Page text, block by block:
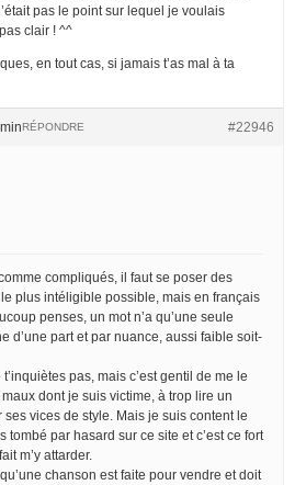
pas le point sur lequel je voulais
clair ! ^^
en tout cas, si jamais t’as mal à ta
#22946
RÉPONDRE
compliqués, il faut se poser des
le plus intéligible possible, mais en français
penses, un mot n’a qu’une seule
d’une part et par nuance, aussi faible soit-
pas, mais c’est gentil de me le
dont je suis victime, à trop lire un
vices de style. Mais je suis content le
tombé par hasard sur ce site et c’est ce fort
m’y attarder.
chanson est faite pour vendre et doit